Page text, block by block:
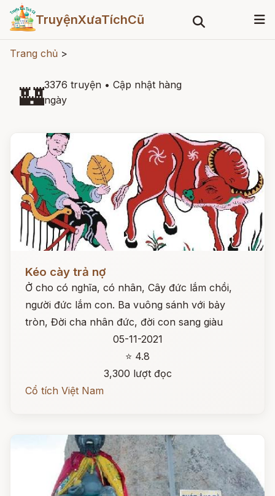
TruyệnXưaTíchCũ
Trang chủ >
🏰3376 truyện • Cập nhật hàng
ngày
Kéo cày trả nợ
Ở cho có nghĩa, có nhân, Cây đức lắm chồi,
người đức lắm con. Ba vuông sánh với bảy
tròn, Đời cha nhân đức, đời con sang giàu
05-11-2021
⭐ 4.8
3,300 lượt đọc
Cổ tích Việt Nam